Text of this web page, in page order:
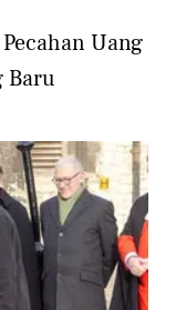
Uang
Baru